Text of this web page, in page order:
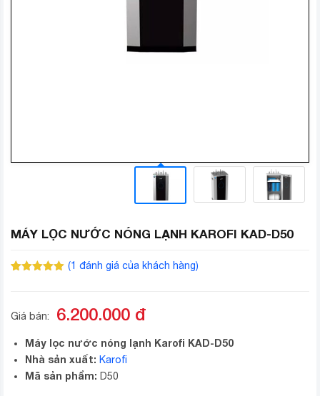
MÁY LỌC NƯỚC NÓNG LẠNH KAROFI KAD-D50
(1 đánh giá của khách hàng)
Giá bán: 6.200.000 đ
Máy lọc nước nóng lạnh Karofi KAD-D50
Nhà sản xuất: Karofi
Mã sản phẩm: D50